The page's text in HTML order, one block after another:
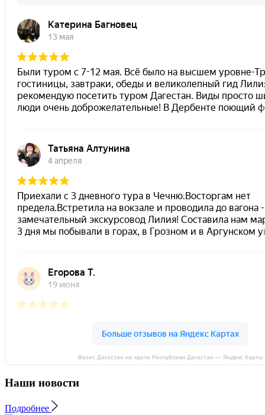
Визит Дагестан на карте Республики Дагестан — Яндекс Карты
Наши новости
Подробнее